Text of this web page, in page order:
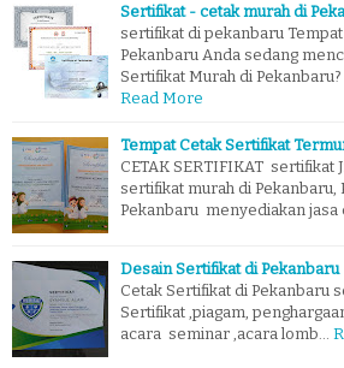
Sertifikat - cetak murah di
sertifikat di pekanbaru
Pekanbaru Anda sedang
Sertifikat Murah di Pekanbaru?
Read More
Tempat Cetak Sertifikat
CETAK SERTIFIKAT sertifikat
sertifikat murah di Pekanbaru,
Pekanbaru menyediakan jasa
Desain Sertifikat di Pekanbaru
Cetak Sertifikat di Pekanbaru
Sertifikat ,piagam,
acara seminar ,acara lomb…